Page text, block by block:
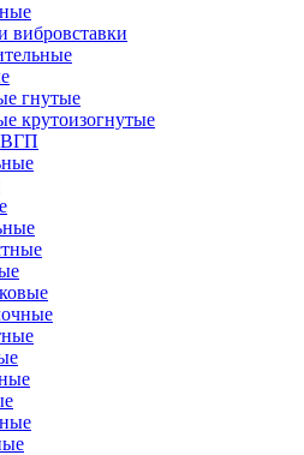
вибровставки
гнутые
крутоизогнутые
ВГП